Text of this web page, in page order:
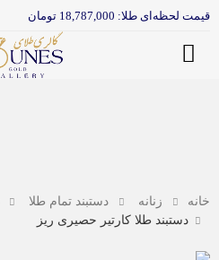
قیمت لحظه‌ای طلا: 18,787,000 تومان
خانه زنانه دستبند تمام طلا
دستبند طلا کارتیر حصیری ریز